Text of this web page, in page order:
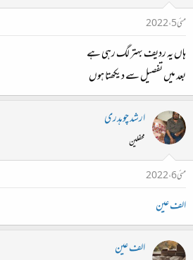
مئی 5، 2022
ہاں یہ ردیف بہتر لگ رہی ہے
بعد میں تفصیل سے دیکھتا ہوں
ارشد چوہدری
محفلین
مئی 6، 2022
الف عین
الف عین